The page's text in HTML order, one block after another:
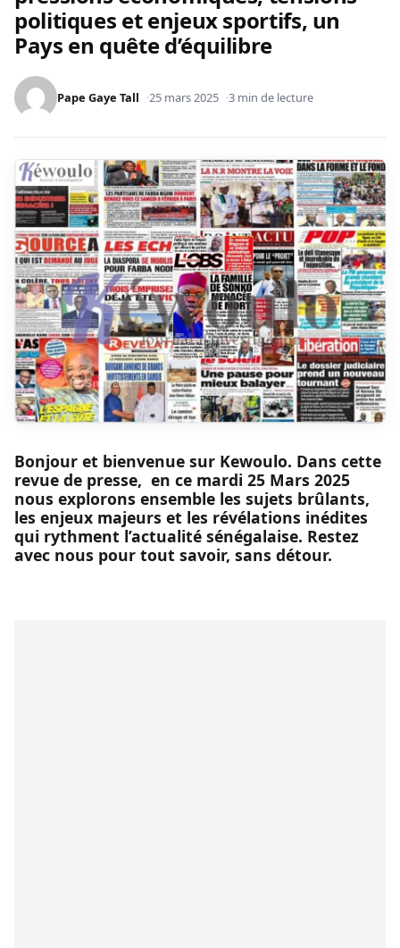
politiques et enjeux sportifs, un
Pays en quête d’équilibre
Pape Gaye Tall 25 mars 2025 3 min de lecture
Bonjour et bienvenue sur Kewoulo. Dans cette
revue de presse, en ce mardi 25 Mars 2025
nous explorons ensemble les sujets brûlants,
les enjeux majeurs et les révélations inédites
qui rythment l’actualité sénégalaise. Restez
avec nous pour tout savoir, sans détour.